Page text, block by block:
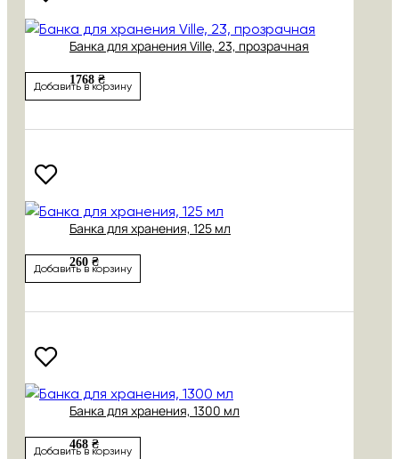
Банка для хранения Ville, 23, прозрачная
1768 ₴
Добавить в корзину
Банка для хранения, 125 мл
260 ₴
Добавить в корзину
Банка для хранения, 1300 мл
468 ₴
Добавить в корзину